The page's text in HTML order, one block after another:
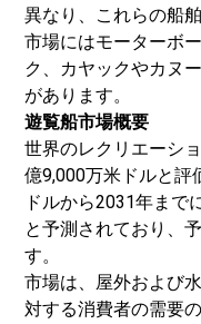
異なり、これらの船
市場にはモーターボ
ク、カヤックやカヌ
があります。
遊覧船市場概要
世界のレクリエーシ
億9,000万米ドルと評
ドルから2031年まで
と予測されており、
す。
市場は、屋外および
対する消費者の需要